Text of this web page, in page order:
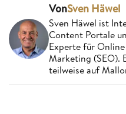
VonSven Häwel
Sven Häwel ist
Content Portale
Experte für
Marketing (SEO).
teilweise auf